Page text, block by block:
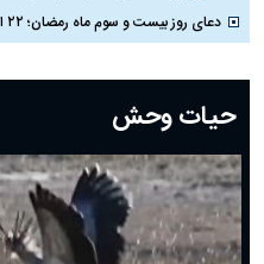
دعای روز بیست و سوم ماه رمضان؛ ۲۲ اسفند ۱۴۰۴
دعای روز بیستم ماه رمضان؛ ۱۹ اسفند ۱۴۰۴
دعای روز هشتم ماه مبارک رمضان؛ ۷ اسفند ماه ۱۴۰۴
دعای روز هفتم ماه رمضان؛ ۶ اسفند ۱۴۰۴
دعای روز ششم ماه رمضان؛ ۵ اسفند ۱۴۰۴
دعای روز پنجم ماه رمضان؛ ۴ اسفند ۱۴۰۴
دعای روز چهارم ماه مبارک رمضان؛ ۳ اسفند ۱۴۰۴
حیات وحش